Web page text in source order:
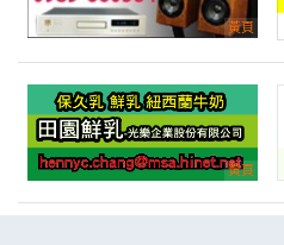
30p、40p、50p船外機單價及報
產業:觀光工廠農場
來自:王OO 詢價
時間:08/07 09:47
***gadad87@gmail.com
AISI304 無縫鋼管 100A
產業:金屬工具製造代理